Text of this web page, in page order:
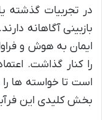
در تجربیات گذشته
بازبینی آگاهانه
ایمان به هوش و
را کنار گذاشت.
است تا خواسته ها
بخش کلیدی این